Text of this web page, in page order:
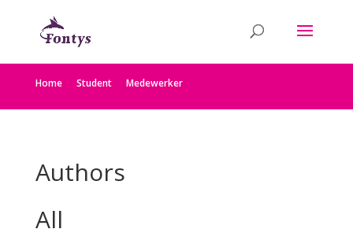
Home Student Medewerker
Authors
All